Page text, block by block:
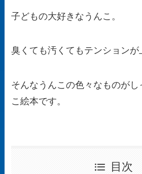
子どもの大好きなうんこ。
臭くても汚くてもテンションが
そんなうんこの色々なものが
こ絵本です。
目次